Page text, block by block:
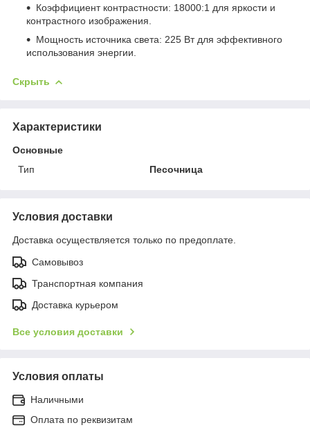
Коэффициент контрастности: 18000:1 для яркости и
контрастного изображения.
Мощность источника света: 225 Вт для эффективного
использования энергии.
Скрыть
Характеристики
Основные
Тип
Песочница
Условия доставки
Доставка осуществляется только по предоплате.
Самовывоз
Транспортная компания
Доставка курьером
Все условия доставки
Условия оплаты
Наличными
Оплата по реквизитам